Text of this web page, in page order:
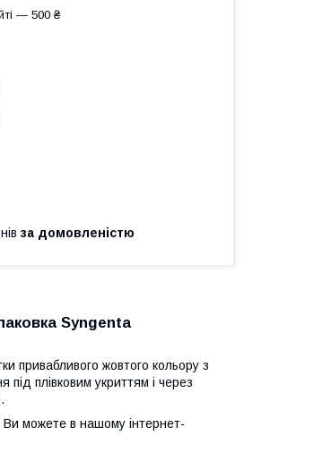
— 500 ₴
за домовленістю
Syngenta
привабливого жовтого кольору з
плівковим укриттям і через
Ви можете в нашому інтернет-